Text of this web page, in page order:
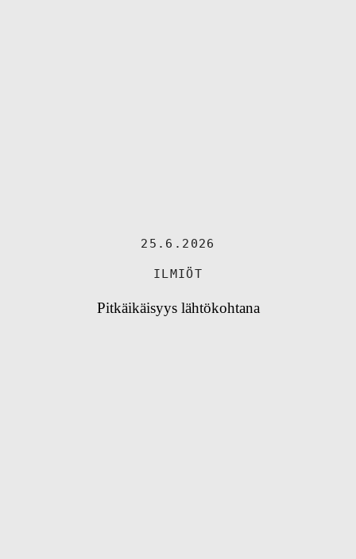
25.6.2026
ILMIÖT
Pitkäikäisyys lähtökohtana